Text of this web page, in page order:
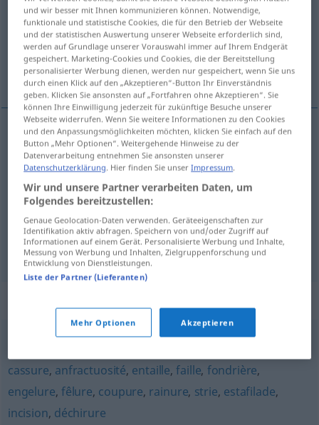
Übersicht aller Übersetzungen
(Für mehr Details die Übersetzung anklicken/antippen)
feiner Riss, Haarriss, Craquelé, Krakelüre
feinerRiss craquelure
Haarrissm craquelure
Craquelén craquelure dans la porcelaine
Krakelüref craquelure PEINT
cassure, anfractuosité, entaille,faille, fondrière,
engelure, fêlure, coupure, rainure, strie, estafilade,
incision, déchirure
und wir besser mit Ihnen kommunizieren können. Notwendige,
funktionale und statistische Cookies, die für den Betrieb der Webseite
und der statistischen Auswertung unserer Webseite erforderlich sind,
werden auf Grundlage unserer Vorauswahl immer auf Ihrem Endgerät
gespeichert. Marketing-Cookies und Cookies, die der Bereitstellung
personalisierter Werbung dienen, werden nur gespeichert, wenn Sie uns
durch einen Klick auf den „Akzeptieren“-Button Ihr Einverständnis
geben. Klicken Sie ansonsten auf „Fortfahren ohne Akzeptieren“. Sie
können Ihre Einwilligung jederzeit für zukünftige Besuche unserer
Webseite widerrufen. Wenn Sie weitere Informationen zu den Cookies
und den Anpassungsmöglichkeiten möchten, klicken Sie einfach auf den
Button „Mehr Optionen“. Weitergehende Hinweise zu der
Datenverarbeitung entnehmen Sie ansonsten unserer
Datenschutzerklärung. Hier finden Sie unserImpressum.
Wir und unsere Partner verarbeiten Daten, um
Folgendes bereitzustellen:
Genaue Geolocation-Daten verwenden. Geräteeigenschaften zur
Identifikation aktiv abfragen. Speichern von und/oder Zugriff auf
Informationen auf einem Gerät. Personalisierte Werbung und Inhalte,
Messung von Werbung und Inhalten, Zielgruppenforschung und
Entwicklung von Dienstleistungen.
Liste der Partner (Lieferanten)
Mehr Optionen Akzeptieren